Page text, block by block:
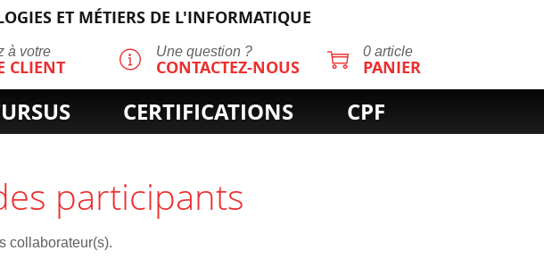
ET MÉTIERS DE L'INFORMATIQUE
à votre
CLIENT
Une question ?
CONTACTEZ-NOUS
0 article
PANIER
CERTIFICATIONS CPF
participants
collaborateur(s).